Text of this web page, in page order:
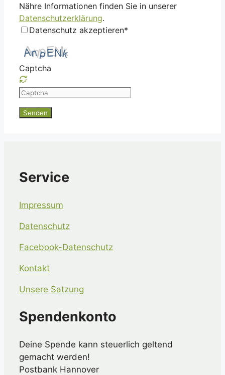
Nähre Informationen finden Sie in unserer
Datenschutzerklärung.
Datenschutz akzeptieren*
Captcha
Please
the
CAPTCHA
ensure
that
you
human.
Service
Impressum
Datenschutz
Facebook-Datenschutz
Kontakt
Unsere Satzung
Spendenkonto
Deine Spende kann steuerlich geltend
gemacht werden!
Postbank Hannover